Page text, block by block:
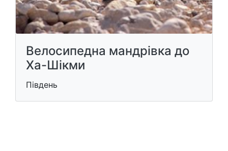
Велосипедна мандрівка до
Ха-Шікми
Південь